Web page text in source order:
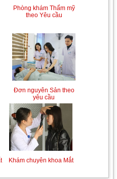
theo Yêu cầu
Khám bệnh nhân mắc
các bệnh lý về xương,
Đơn nguyên Sản theo
yêu cầu
Khám bệnh nhân sau
phẫu thuật
Đội ngũ hướng dẫn